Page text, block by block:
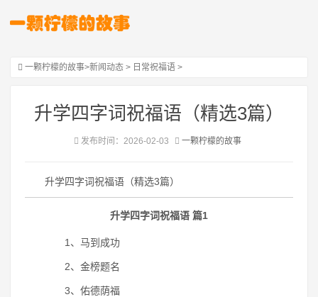
一颗柠檬的故事>新闻动态 > 日常祝福语 >
升学四字词祝福语（精选3篇）
发布时间：2026-02-03 一颗柠檬的故事
升学四字词祝福语（精选3篇）
升学四字词祝福语 篇1
1、马到成功
2、金榜题名
3、佑德荫福